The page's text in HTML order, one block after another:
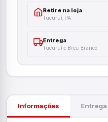
Retire na loja
Tucuruí, PA
Entrega
Tucuruí e Breu Branco
Informações